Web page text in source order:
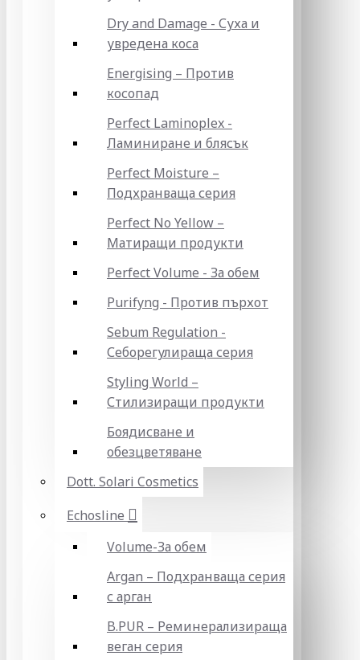
Dry and Damage - Суха и
увредена коса
Energising – Против
косопад
Perfect Laminoplex -
Ламиниране и блясък
Perfect Moisture –
Подхранваща серия
Perfect No Yellow –
Матиращи продукти
Perfect Volume - За обем
Purifyng - Против пърхот
Sebum Regulation -
Себорегулираща серия
Styling World –
Стилизиращи продукти
Боядисване и
обезцветяване
Dott. Solari Cosmetics
Echosline
Volume-За обем
Argan – Подхранваща серия
с арган
B.PUR – Реминерализираща
веган серия